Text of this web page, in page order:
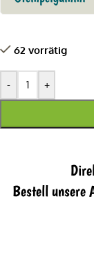
62 vorrätig
- +
Bestell unsere